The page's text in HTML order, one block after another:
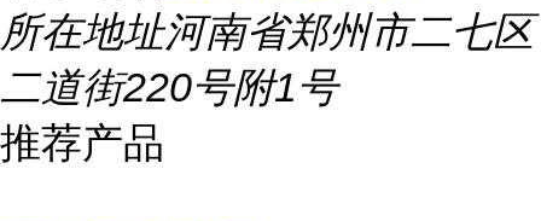
所在地址河南省郑州市二七区
二道街220号附1号
推荐产品